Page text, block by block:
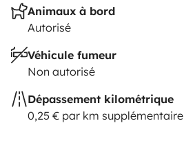
Animaux à bord
Autorisé
Véhicule fumeur
Non autorisé
Dépassement kilométrique
0,25 € par km supplémentaire